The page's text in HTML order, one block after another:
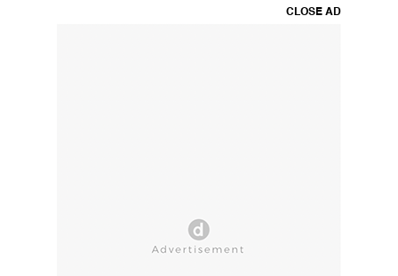
CLOSE AD